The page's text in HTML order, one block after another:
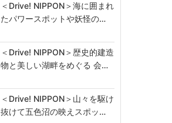
＜Drive! NIPPON＞海に囲まれ
たパワースポットや妖怪の…
＜Drive! NIPPON＞歴史的建造
物と美しい湖畔をめぐる 会…
＜Drive! NIPPON＞山々を駆け
抜けて五色沼の映えスポッ…